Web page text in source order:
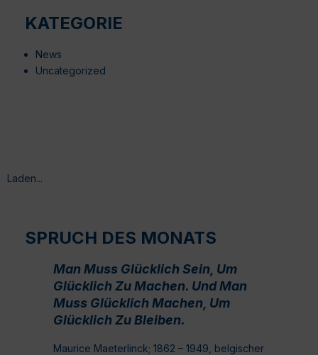
KATEGORIE
News
Uncategorized
Laden...
SPRUCH DES MONATS
Man Muss Glücklich Sein, Um
Glücklich Zu Machen. Und Man
Muss Glücklich Machen, Um
Glücklich Zu Bleiben.
Maurice Maeterlinck; 1862 – 1949, belgischer